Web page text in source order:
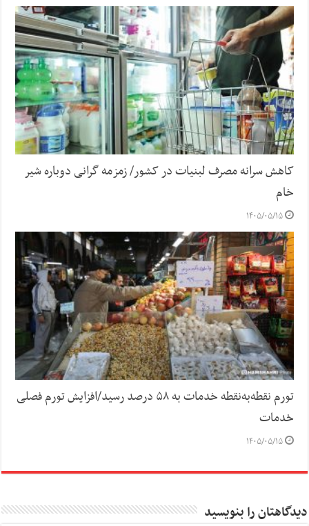
کاهش سرانه مصرف لبنیات در کشور/ زمزمه گرانی دوباره شیر
خام
۱۴۰۵/۰۵/۱۵
تورم نقطه‌به‌نقطه خدمات به ۵۸ درصد رسید/افزایش تورم فصلی
خدمات
۱۴۰۵/۰۵/۱۵
دیدگاهتان را بنویسید